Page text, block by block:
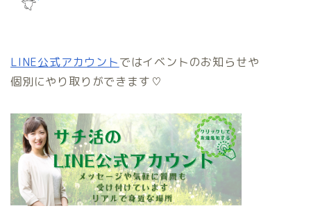
LINE公式アカウントではイベントのお知らせや
個別にやり取りができます♡